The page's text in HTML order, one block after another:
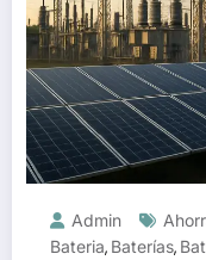
Admin
Bateria, Baterías,